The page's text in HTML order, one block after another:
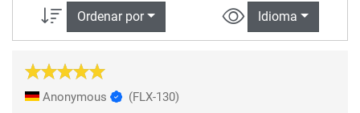
Ordenar por Idioma
Anonymous (FLX-130)